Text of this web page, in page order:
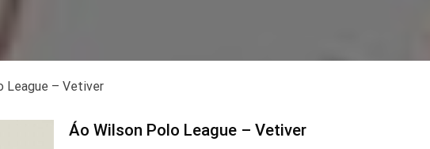
League – Vetiver
Áo Wilson Polo League – Vetiver